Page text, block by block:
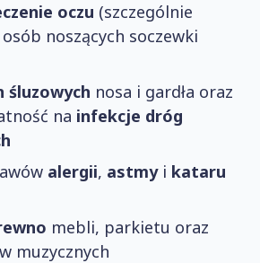
oczu (szczególnie
noszących soczewki
śluzowych nosa i gardła oraz
na infekcje dróg
alergii, astmyi kataru
mebli, parkietu oraz
muzycznych